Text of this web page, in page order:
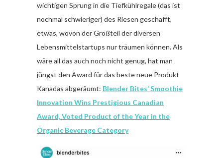
wichtigen Sprung in die Tiefkühlregale (das ist
nochmal schwieriger) des Riesen geschafft,
etwas, wovon der Großteil der diversen
Lebensmittelstartups nur träumen können. Als
wäre all das auch noch nicht genug, hat man
jüngst den Award für das beste neue Produkt
Kanadas abgeräumt: Blender Bites‘ Smoothie
Innovation Wins Prestigious Canadian
Award, Voted Product of the Year in the
Organic Beverage Category